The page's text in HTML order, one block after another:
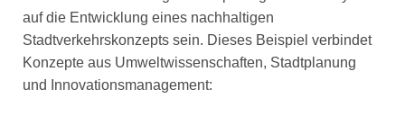
auf die Entwicklung eines nachhaltigen
Stadtverkehrskonzepts sein. Dieses Beispiel verbindet
Konzepte aus Umweltwissenschaften, Stadtplanung
und Innovationsmanagement: